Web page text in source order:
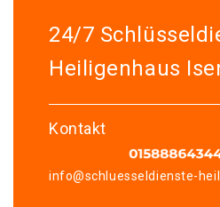
24/7
Heiligenhaus
Kontakt
info@schluesseldienste-